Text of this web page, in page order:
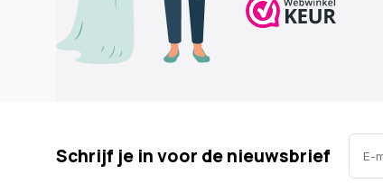
Schrijf je in voor de nieuwsbrief